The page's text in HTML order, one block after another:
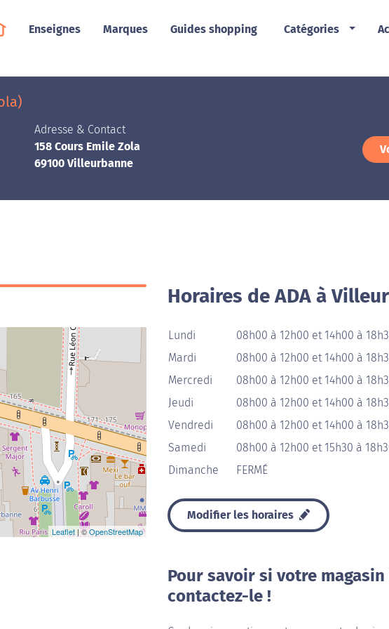
Enseignes Marques Guides shopping Catégories
Adresse & Contact
158 Cours Emile Zola
69100 Villeurbanne
Leaflet | ©OpenStreetMap
Horaires de ADA à
Lundi
08h00 à 12h00 et 14h00 à
Mardi
08h00 à 12h00 et 14h00 à
Mercredi
08h00 à 12h00 et 14h00 à
Jeudi
08h00 à 12h00 et 14h00 à
Vendredi
08h00 à 12h00 et 14h00 à
Samedi
08h00 à 12h00 et 15h30 à
Dimanche
FERMÉ
Modifier les horaires
Pour savoir si votre
contactez-le !